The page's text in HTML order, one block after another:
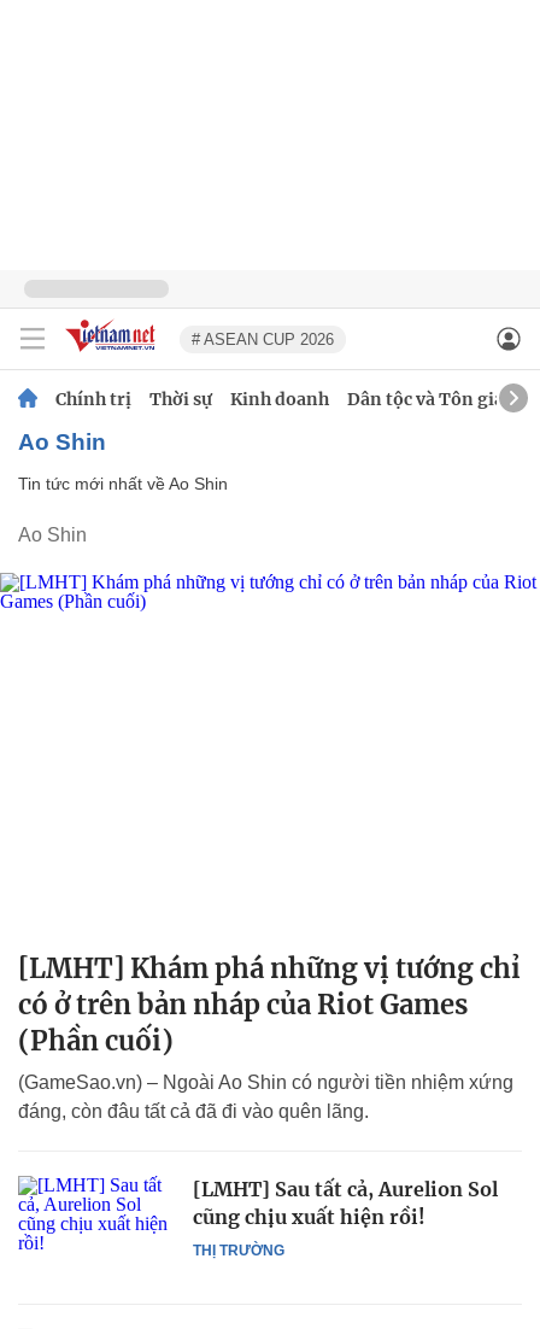
# ASEAN CUP 2026
Chính trị Thời sự Kinh doanh Dân tộc và Tôn giáo
Ao Shin
Tin tức mới nhất vềAo Shin
Ao Shin
[LMHT] Khám phá những vị tướng chỉ
có ở trên bản nháp của Riot Games
(Phần cuối)
(GameSao.vn) – Ngoài Ao Shin có người tiền nhiệm xứng
đáng, còn đâu tất cả đã đi vào quên lãng.
THỊ TRƯỜNG
[LMHT] Sau tất cả, Aurelion Sol
cũng chịu xuất hiện rồi!